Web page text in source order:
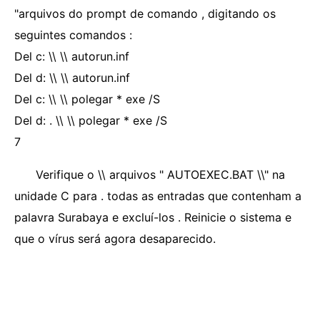
"arquivos do prompt de comando , digitando os
seguintes comandos :
Del c: \\ \\ autorun.inf
Del d: \\ \\ autorun.inf
Del c: \\ \\ polegar * exe /S
Del d: . \\ \\ polegar * exe /S
7
Verifique o \\ arquivos " AUTOEXEC.BAT \\" na
unidade C para . todas as entradas que contenham a
palavra Surabaya e excluí-los . Reinicie o sistema e
que o vírus será agora desaparecido.